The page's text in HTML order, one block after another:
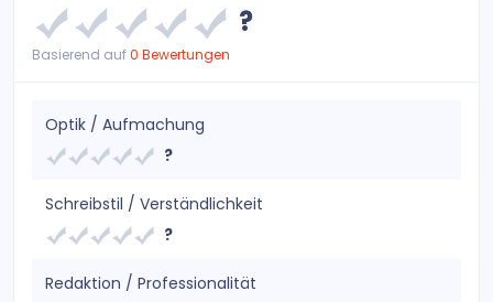
?
Basierend auf0 Bewertungen
Optik / Aufmachung
?
Schreibstil / Verständlichkeit
?
Redaktion / Professionalität